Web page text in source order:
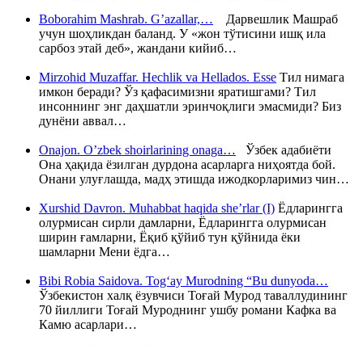
Boborahim Mashrab. G’azallar,… Дарвешлик Машраб
учун шоҳликдан баланд. У «жон тўтисини ишқ ила
сарбоз этай деб», жандани кийиб…
Mirzohid Muzaffar. Hechlik va Hellados. Esse Тил нимага
имкон беради? Ўз қафасимизни яратишгами? Тил
инсоннинг энг даҳшатли эринчоқлиги эмасмиди? Биз
дунёни аввал…
Onajon. O’zbek shoirlarining onaga… Ўзбек адабиёти
Она ҳақида ёзилган дурдона асарларга ниҳоятда бой.
Онани улуғлашда, мадҳ этишда ижодкорларимиз чин…
Xurshid Davron. Muhabbat haqida she’rlar (I) Ёдларингга
олурмисан сирли дамларни, Ёдларингга олурмисан
ширин ғамларни, Ёқиб қўйиб тун қўйнида ёки
шамларни Мени ёдга…
Bibi Robia Saidova. Tog‘ay Murodning “Bu dunyoda…
Ўзбекистон халқ ёзувчиси Тоғай Мурод таваллудининг
70 йиллиги Тоғай Муроднинг ушбу романи Кафка ва
Камю асарлари…